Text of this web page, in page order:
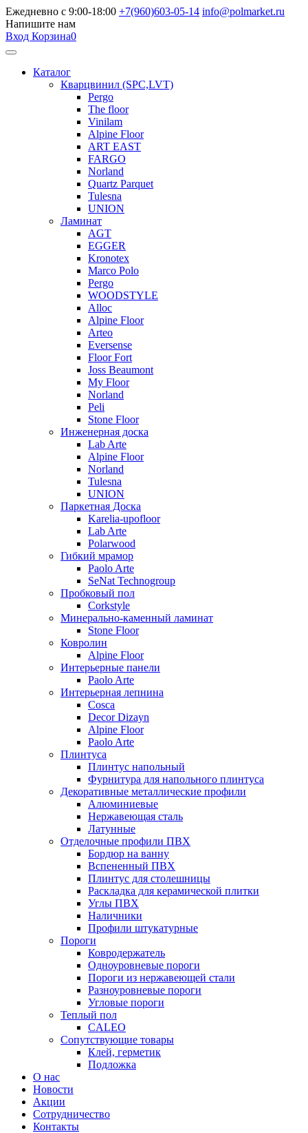
Ежедневно с 9:00-18:00 +7(960)603-05-14 info@polmarket.ru
Напишите нам
Вход Корзина0
Каталог
Кварцвинил (SPC,LVT)
Pergo
The floor
Vinilam
Alpine Floor
ART EAST
FARGO
Norland
Quartz Parquet
Tulesna
UNION
Ламинат
AGT
EGGER
Kronotex
Marco Polo
Pergo
WOODSTYLE
Alloc
Alpine Floor
Arteo
Eversense
Floor Fort
Joss Beaumont
My Floor
Norland
Peli
Stone Floor
Инженерная доска
Lab Arte
Alpine Floor
Norland
Tulesna
UNION
Паркетная Доска
Karelia-upofloor
Lab Arte
Polarwood
Гибкий мрамор
Paolo Arte
SeNat Technogroup
Пробковый пол
Corkstyle
Минерально-каменный ламинат
Stone Floor
Ковролин
Alpine Floor
Интерьерные панели
Paolo Arte
Интерьерная лепнина
Cosca
Decor Dizayn
Alpine Floor
Paolo Arte
Плинтуса
Плинтус напольный
Фурнитура для напольного плинтуса
Декоративные металлические профили
Алюминиевые
Нержавеющая сталь
Латунные
Отделочные профили ПВХ
Бордюр на ванну
Вспененный ПВХ
Плинтус для столешницы
Раскладка для керамической плитки
Углы ПВХ
Наличники
Профили штукатурные
Пороги
Ковродержатель
Одноуровневые пороги
Пороги из нержавеющей стали
Разноуровневые пороги
Угловые пороги
Теплый пол
CALEO
Сопутствующие товары
Клей, герметик
Подложка
О нас
Новости
Акции
Сотрудничество
Контакты